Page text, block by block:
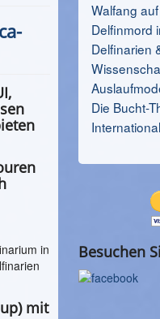
in
mit
Walfang
Delfinmord
Delfinarien
Die Bucht-
Besuchen